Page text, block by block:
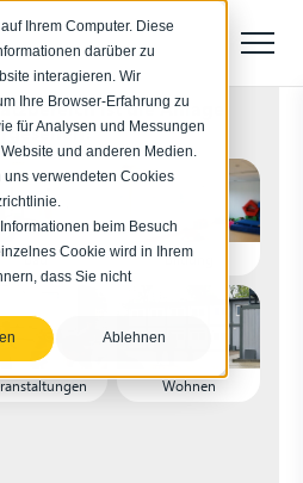
Ihrem Computer. Diese
darüber zu
interagieren. Wir
Ihre Browser-Erfahrung zu
für Analysen und Messungen
und anderen Medien.
verwendeten Cookies
beim Besuch
Cookie wird in Ihrem
dass Sie nicht
Ablehnen
ist die Anlage
Bau Bildung
Wohnen